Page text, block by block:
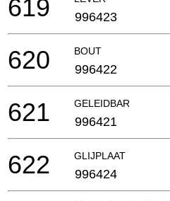
619 996423
BOUT
620 996422
GELEIDBAR
621 996421
GLIJPLAAT
622 996424